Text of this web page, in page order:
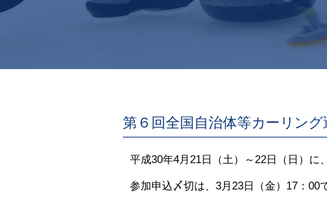
第６回全国自治体等カーリン
平成30年4月21日（土）～22日（日）に
参加申込〆切は、3月23日（金）17：00